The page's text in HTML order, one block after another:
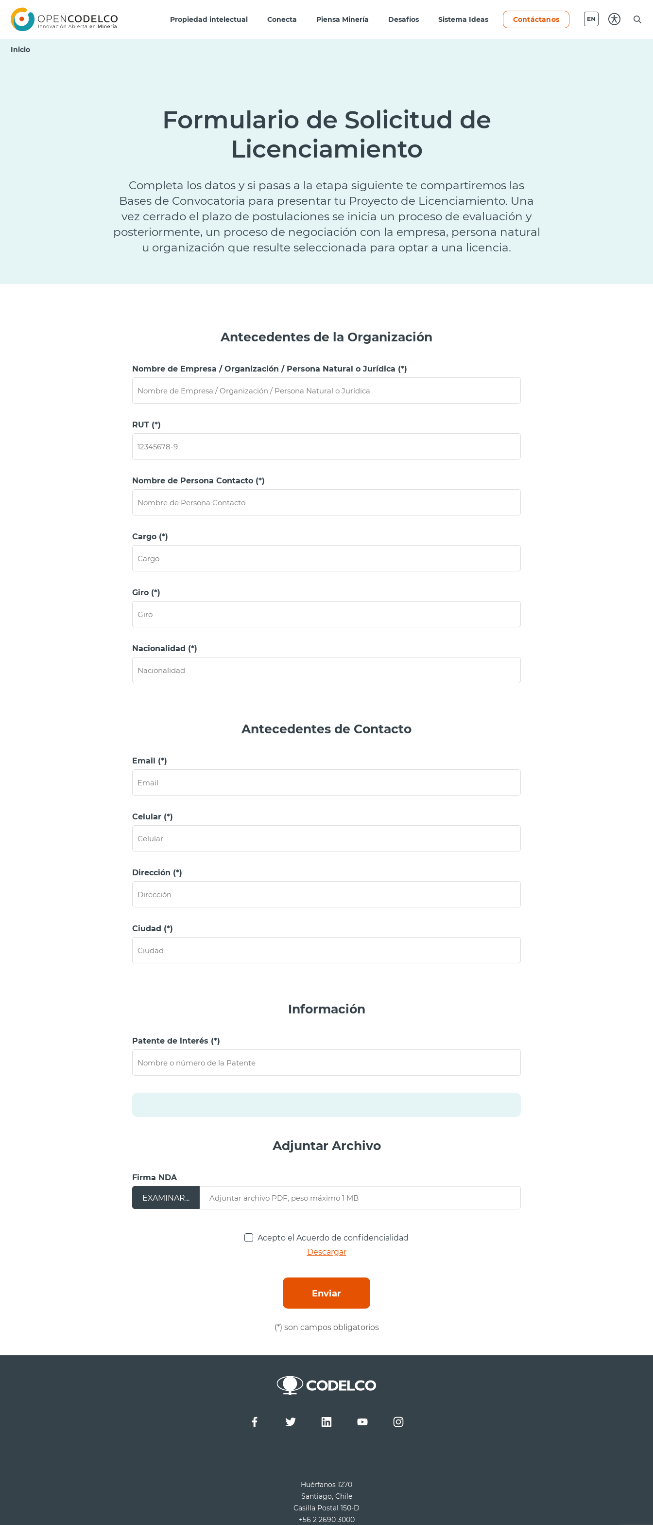
Propiedad intelectual Conecta Piensa Minería Desafíos Sistema Ideas Contáctanos
Inicio
Formulario de Solicitud de
Licenciamiento
Completa los datos y si pasas a la etapa siguiente te compartiremos las
Bases de Convocatoria para presentar tu Proyecto de Licenciamiento. Una
vez cerrado el plazo de postulaciones se inicia un proceso de evaluación y
posteriormente, un proceso de negociación con la empresa, persona natural
u organización que resulte seleccionada para optar a una licencia.
Antecedentes de la Organización
Nombre de Empresa / Organización / Persona Natural o Jurídica (*)
RUT (*)
Nombre de Persona Contacto (*)
Cargo (*)
Giro (*)
Nacionalidad (*)
Antecedentes de Contacto
Email (*)
Celular (*)
Dirección (*)
Ciudad (*)
Información
Patente de interés (*)
Adjuntar Archivo
Firma NDA
Acepto el Acuerdo de confidencialidad
Descargar
Enviar
(*) son campos obligatorios
Huérfanos 1270
Santiago, Chile
Casilla Postal 150-D
+56 2 2690 3000